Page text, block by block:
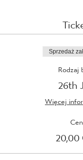
Sprzedaż
Rodzaj
26th
Więcej